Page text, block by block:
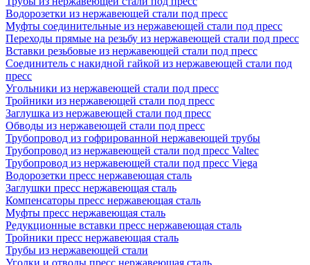
Водорозетки из нержавеющей стали под пресс
Муфты соединительные из нержавеющей стали под пресс
Переходы прямые на резьбу из нержавеющей стали под пресс
Вставки резьбовые из нержавеющей стали под пресс
Соединитель с накидной гайкой из нержавеющей стали под
пресс
Угольники из нержавеющей стали под пресс
Тройники из нержавеющей стали под пресс
Заглушка из нержавеющей стали под пресс
Обводы из нержавеющей стали под пресс
Трубопровод из гофрированной нержавеющей трубы
Трубопровод из нержавеющей стали под пресс Valtec
Трубопровод из нержавеющей стали под пресс Viega
Водорозетки пресс нержавеющая сталь
Заглушки пресс нержавеющая сталь
Компенсаторы пресс нержавеющая сталь
Муфты пресс нержавеющая сталь
Редукционные вставки пресс нержавеющая сталь
Тройники пресс нержавеющая сталь
Трубы из нержавеющей стали
Уголки и отводы пресс нержавеющая сталь